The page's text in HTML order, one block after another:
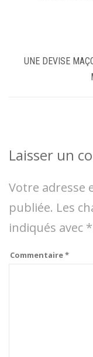
UNE DEVISE
Laisser un
Votre adresse
publiée. Les
indiqués avec *
Commentaire*